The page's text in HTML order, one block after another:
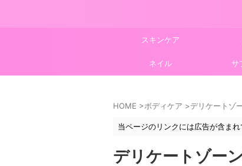
スキンケア
ネイル サ
HOME >ボディケア >デリケートゾ
当ページのリンクには広告が含まれ
デリケートゾー